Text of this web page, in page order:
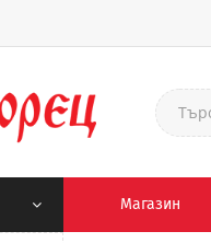
Магазин